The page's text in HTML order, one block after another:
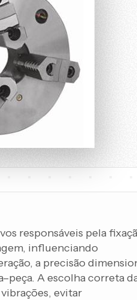
responsáveis pela
influenciando
a precisão
A escolha correta
evitar